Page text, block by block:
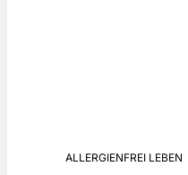
ALLERGIENFREI LEBEN